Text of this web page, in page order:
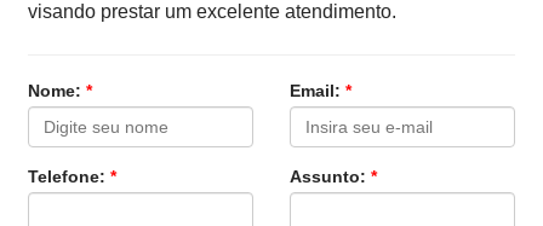
visando prestar um excelente atendimento.
Nome:* Email: *
Telefone:* Assunto: *